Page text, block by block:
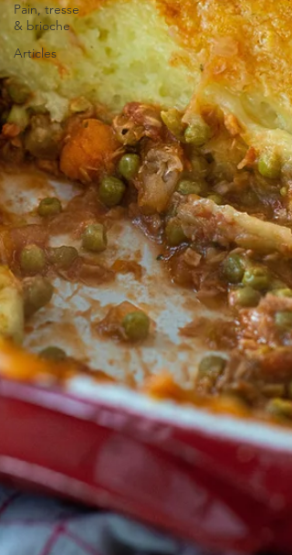
Pain, tresse
& brioche
Articles